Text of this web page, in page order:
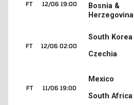
12/06 19:00
FT
Bosnia &
Herzegovina
12/06 02:00
FT
South Korea
Czechia
11/06 19:00
FT
Mexico
South Africa